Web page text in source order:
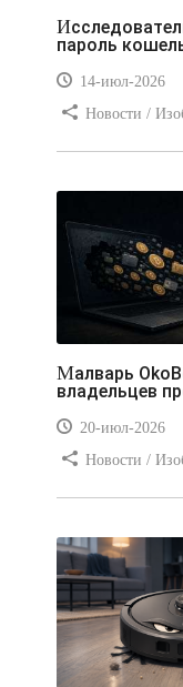
Исследователи сбросили
пароль
14-июл-2026
Новости /
/ Вёрстка / Видео
Малварь OkoBot нацелена на
владельцев
20-июл-2026
Новости /
Самоучитель
Видео уроки /